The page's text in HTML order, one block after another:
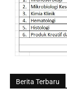
Berita Terbaru